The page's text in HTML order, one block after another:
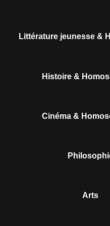
Littérature jeunesse &
Histoire &
Cinéma &
Arts